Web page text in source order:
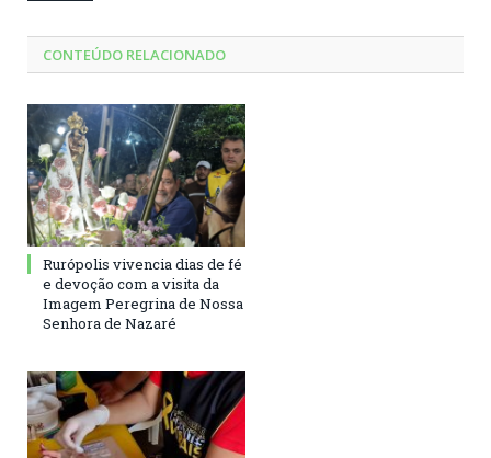
CONTEÚDO RELACIONADO
Rurópolis vivencia dias de fé
e devoção com a visita da
Imagem Peregrina de Nossa
Senhora de Nazaré